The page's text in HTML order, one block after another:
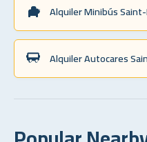
Alquiler Minibús
Alquiler Autocares